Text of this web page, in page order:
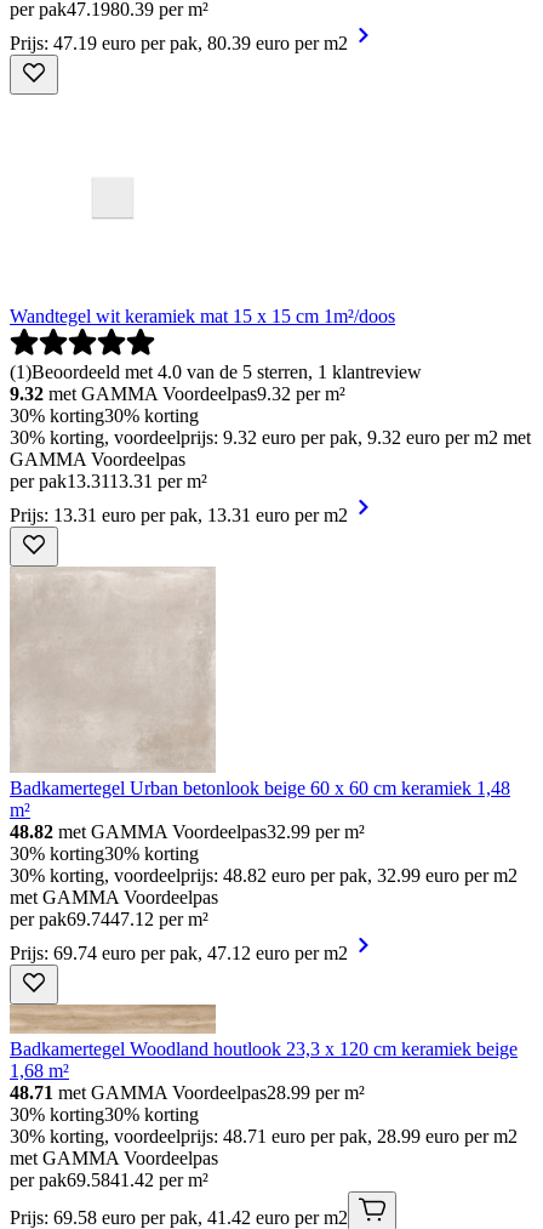
per pak47.1980.39 per m²
Prijs: 47.19 euro per pak, 80.39 euro per m2
Wandtegel wit keramiek mat 15 x 15 cm 1m²/doos
(1)Beoordeeld met 4.0 van de 5 sterren, 1 klantreview
9.32 met GAMMA Voordeelpas9.32 per m²
30% korting30% korting
30% korting, voordeelprijs: 9.32 euro per pak, 9.32 euro per m2 met
GAMMA Voordeelpas
per pak13.3113.31 per m²
Prijs: 13.31 euro per pak, 13.31 euro per m2
Badkamertegel Urban betonlook beige 60 x 60 cm keramiek 1,48
m²
48.82 met GAMMA Voordeelpas32.99 per m²
30% korting30% korting
30% korting, voordeelprijs: 48.82 euro per pak, 32.99 euro per m2
met GAMMA Voordeelpas
per pak69.7447.12 per m²
Prijs: 69.74 euro per pak, 47.12 euro per m2
Badkamertegel Woodland houtlook 23,3 x 120 cm keramiek beige
1,68 m²
48.71 met GAMMA Voordeelpas28.99 per m²
30% korting30% korting
30% korting, voordeelprijs: 48.71 euro per pak, 28.99 euro per m2
met GAMMA Voordeelpas
per pak69.5841.42 per m²
Prijs: 69.58 euro per pak, 41.42 euro per m2